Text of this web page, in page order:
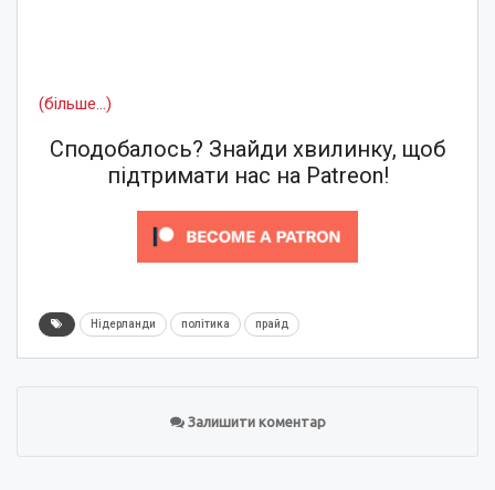
(більше…)
Сподобалось? Знайди хвилинку, щоб
підтримати нас на Patreon!
Нідерланди політика прайд
Залишити коментар